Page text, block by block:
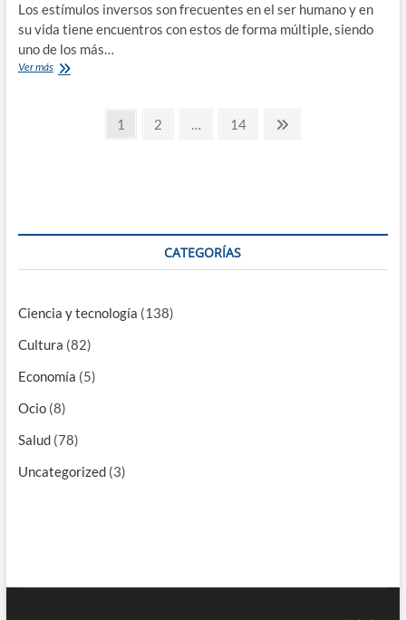
Los estímulos inversos son frecuentes en el ser humano y en
su vida tiene encuentros con estos de forma múltiple, siendo
uno de los más…
Ver másLos
PaginaciónPágina
1 Página
2 … Página
14
Página
CATEGORÍAS
Ciencia y tecnología (138)
Cultura (82)
Economía (5)
Ocio(8)
Salud(78)
Uncategorized(3)